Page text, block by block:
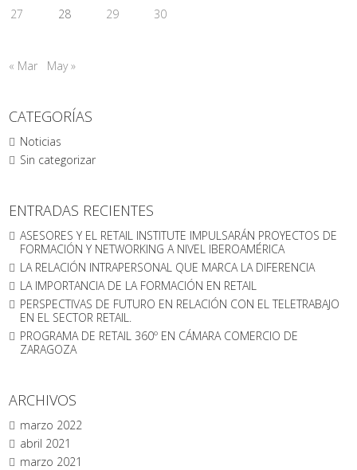
27 28 29 30
« Mar May »
CATEGORÍAS
Noticias
Sin categorizar
ENTRADAS RECIENTES
ASESORES Y EL RETAIL INSTITUTE IMPULSARÁN PROYECTOS DE
FORMACIÓN Y NETWORKING A NIVEL IBEROAMÉRICA
LA RELACIÓN INTRAPERSONAL QUE MARCA LA DIFERENCIA
LA IMPORTANCIA DE LA FORMACIÓN EN RETAIL
PERSPECTIVAS DE FUTURO EN RELACIÓN CON EL TELETRABAJO
EN EL SECTOR RETAIL.
PROGRAMA DE RETAIL 360º EN CÁMARA COMERCIO DE
ZARAGOZA
ARCHIVOS
marzo 2022
abril 2021
marzo 2021